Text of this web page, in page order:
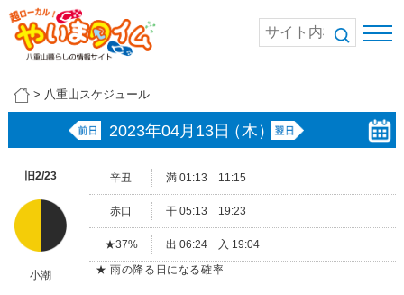
> 八重山スケジュール
2023年04月13日（木）
旧2/23
小潮
辛丑 満 01:13 11:15
赤口 干 05:13 19:23
★37%
出 06:24 入 19:04
★ 雨の降る日になる確率